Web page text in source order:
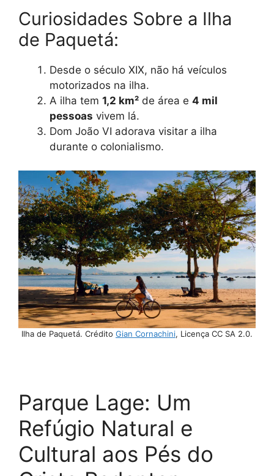
Curiosidades Sobre a Ilha
de Paquetá:
Desde o século XIX, não há veículos
motorizados na ilha.
A ilha tem 1,2 km² de área e 4 mil
pessoas vivem lá.
Dom João VI adorava visitar a ilha
durante o colonialismo.
Ilha de Paquetá. Crédito Gian Cornachini, Licença CC SA 2.0.
Parque Lage: Um
Refúgio Natural e
Cultural aos Pés do